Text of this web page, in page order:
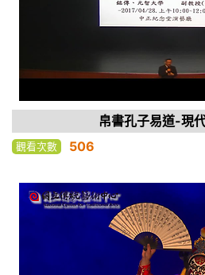
帛書孔子易道-現
觀看次數 506